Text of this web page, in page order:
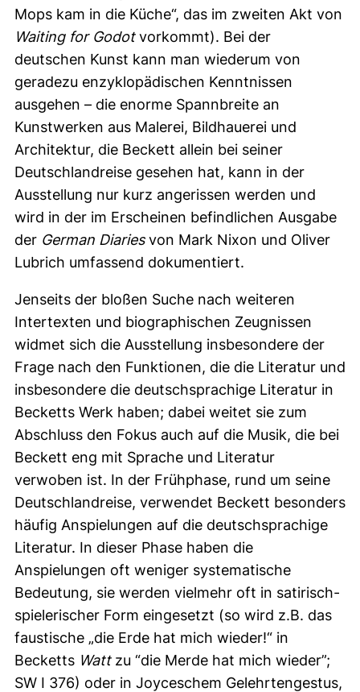
Mops kam in die Küche“, das im zweiten Akt von
Waiting for Godotvorkommt). Bei der
deutschen Kunst kann man wiederum von
geradezu enzyklopädischen Kenntnissen
ausgehen – die enorme Spannbreite an
Kunstwerken aus Malerei, Bildhauerei und
Architektur, die Beckett allein bei seiner
Deutschlandreise gesehen hat, kann in der
Ausstellung nur kurz angerissen werden und
wird in der im Erscheinen befindlichen Ausgabe
der German Diariesvon Mark Nixon und Oliver
Lubrich umfassend dokumentiert.
Jenseits der bloßen Suche nach weiteren
Intertexten und biographischen Zeugnissen
widmet sich die Ausstellung insbesondere der
Frage nach den Funktionen, die die Literatur und
insbesondere die deutschsprachige Literatur in
Becketts Werk haben; dabei weitet sie zum
Abschluss den Fokus auch auf die Musik, die bei
Beckett eng mit Sprache und Literatur
verwoben ist. In der Frühphase, rund um seine
Deutschlandreise, verwendet Beckett besonders
häufig Anspielungen auf die deutschsprachige
Literatur. In dieser Phase haben die
Anspielungen oft weniger systematische
Bedeutung, sie werden vielmehr oft in satirisch-
spielerischer Form eingesetzt (so wird z.B. das
faustische „die Erde hat mich wieder!“ in
Becketts Wattzu “die Merde hat mich wieder”;
SW I 376) oder in Joyceschem Gelehrtengestus,